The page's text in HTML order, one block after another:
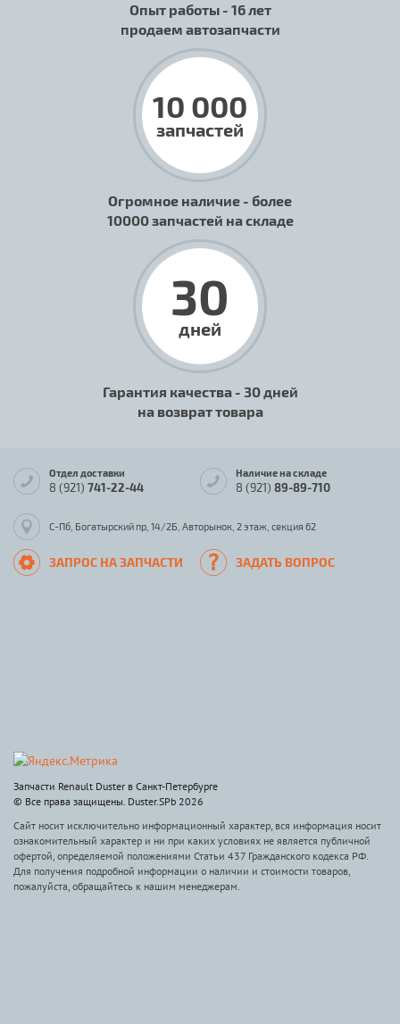
Опыт работы - 16 лет
продаем автозапчасти
10 000
запчастей
Огромное наличие - более
10000 запчастей на складе
30
дней
Гарантия качества - 30 дней
на возврат товара
Отдел доставки
8 (921) 741-22-44
Наличие на складе
8 (921) 89-89-710
С-Пб, Богатырский пр, 14/2Б, Авторынок, 2 этаж, секция 62
ЗАПРОС НА ЗАПЧАСТИ ЗАДАТЬ ВОПРОС
Запчасти Renault Duster в Санкт-Петербурге
© Все права защищены. Duster.SPb 2026
Сайт носит исключительно информационный характер, вся информация носит
ознакомительный характер и ни при каких условиях не является публичной
офертой, определяемой положениями Статьи 437 Гражданского кодекса РФ.
Для получения подробной информации о наличии и стоимости товаров,
пожалуйста, обращайтесь к нашим менеджерам.